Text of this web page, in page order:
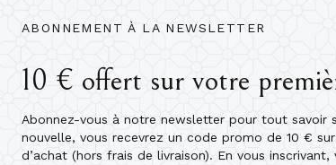
ABONNEMENT À LA NEWSLETTER
10 € offert sur votre
Abonnez-vous à notre newsletter pour tout savoir
nouvelle, vous recevrez un code promo de 10 €
d’achat (hors frais de livraison). En vous